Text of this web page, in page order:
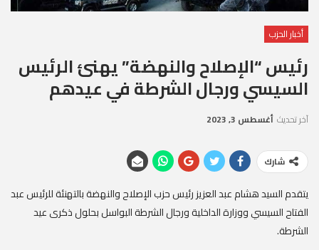
أخبار الحزب
رئيس “الإصلاح والنهضة” يهنئ الرئيس
السيسي ورجال الشرطة في عيدهم
آخر تحديث أغسطس 3, 2023
شارك
يتقدم السيد هشام عبد العزيز رئيس حزب الإصلاح والنهضة بالتهنئة للرئيس عبد
الفتاح السيسي ووزارة الداخلية ورجال الشرطة البواسل بحلول ذكرى عيد
الشرطة.